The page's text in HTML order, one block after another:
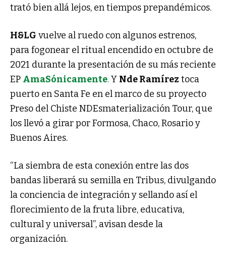
trató bien allá lejos, en tiempos prepandémicos.
H&LG vuelve al ruedo con algunos estrenos,
para fogonear el ritual encendido en octubre de
2021 durante la presentación de su más reciente
EP AmaSónicamente.Y Nde Ramírez toca
puerto en Santa Fe en el marco de su proyecto
Preso del Chiste NDEsmaterialización Tour, que
los llevó a girar por Formosa, Chaco, Rosario y
Buenos Aires.
“La siembra de esta conexión entre las dos
bandas liberará su semilla en Tribus, divulgando
la conciencia de integración y sellando así el
florecimiento de la fruta libre, educativa,
cultural y universal”, avisan desde la
organización.